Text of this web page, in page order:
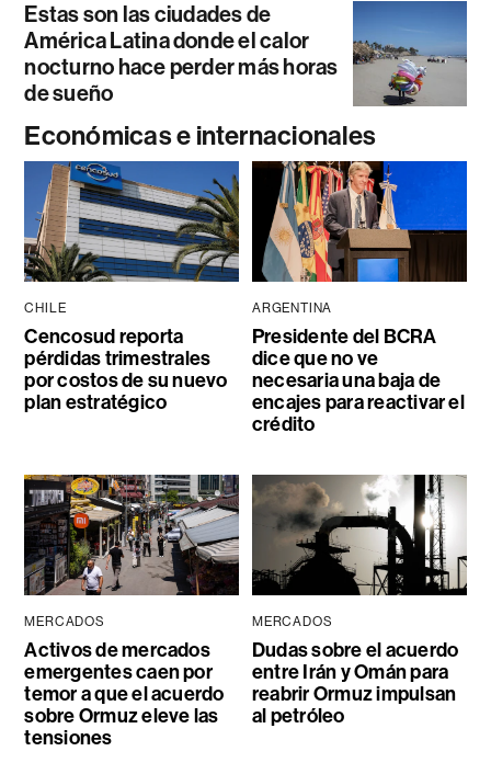
Estas son las ciudades de
América Latina donde el calor
nocturno hace perder más horas
de sueño
Económicas e internacionales
CHILE
Cencosud reporta
pérdidas trimestrales
por costos de su nuevo
plan estratégico
ARGENTINA
Presidente del BCRA
dice que no ve
necesaria una baja de
encajes para reactivar el
crédito
MERCADOS
Activos de mercados
emergentes caen por
temor a que el acuerdo
sobre Ormuz eleve las
tensiones
MERCADOS
Dudas sobre el acuerdo
entre Irán y Omán para
reabrir Ormuz impulsan
al petróleo